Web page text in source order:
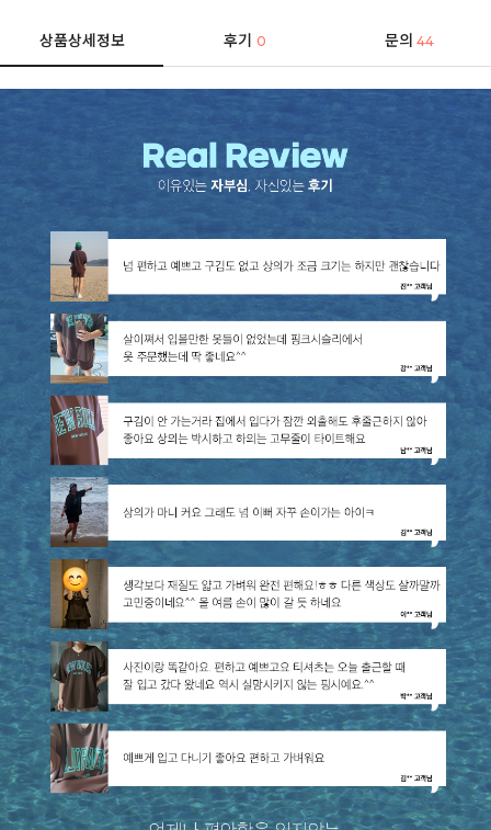
상품상세정보 후기0 문의 44